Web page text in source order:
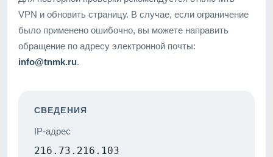
VPN и обновить страницу. В случае, если ограничение
было применено ошибочно, вы можете направить
обращение по адресу электронной почты:
info@tnmk.ru.
СВЕДЕНИЯ
IP-адрес
216.73.216.103